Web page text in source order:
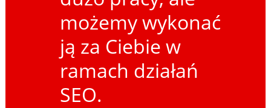
możemy wykonać
ją za Ciebie w
ramach działań
SEO.